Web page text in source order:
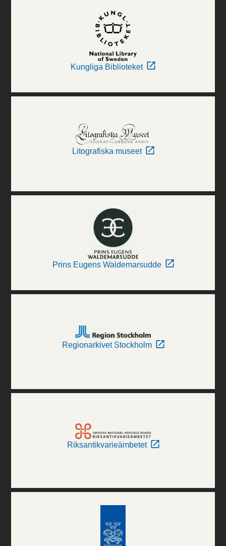
Kungliga Biblioteket
Litografiska museet
Prins Eugens Waldemarsudde
Regionarkivet Stockholm
Riksantikvarieämbetet